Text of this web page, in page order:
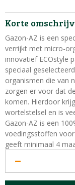
Korte
Gazon-AZ is een
verrijkt met micro-
innovatief ECOstyle
speciaal
organismen die van
zorgen er voor dat
komen. Hierdoor
wortelstelsel en is
Gazon-AZ is een
voedingsstoffen
geeft minimaal 4